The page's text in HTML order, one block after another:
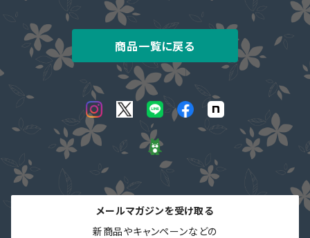
商品一覧に戻る
メールマガジンを受け取る
新商品やキャンペーンなどの